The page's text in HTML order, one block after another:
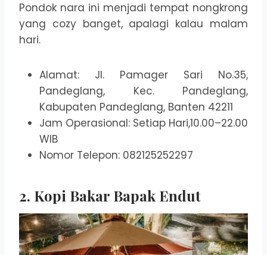
Pondok nara ini menjadi tempat nongkrong
yang cozy banget, apalagi kalau malam
hari.
Alamat: Jl. Pamager Sari No.35,
Pandeglang, Kec. Pandeglang,
Kabupaten Pandeglang, Banten 42211
Jam Operasional: Setiap Hari,10.00–22.00
WIB
Nomor Telepon: 082125252297
2. Kopi Bakar Bapak Endut